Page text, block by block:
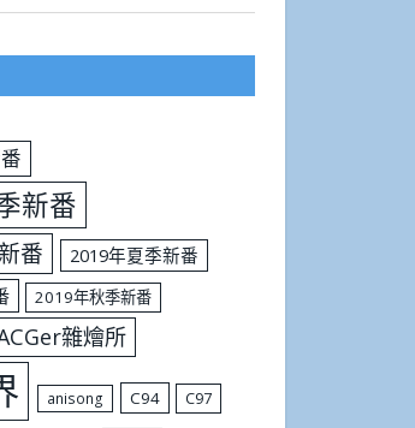
新番
番
2019年夏季新番
2019年秋季新番
雜燴所
anisong C94 C97